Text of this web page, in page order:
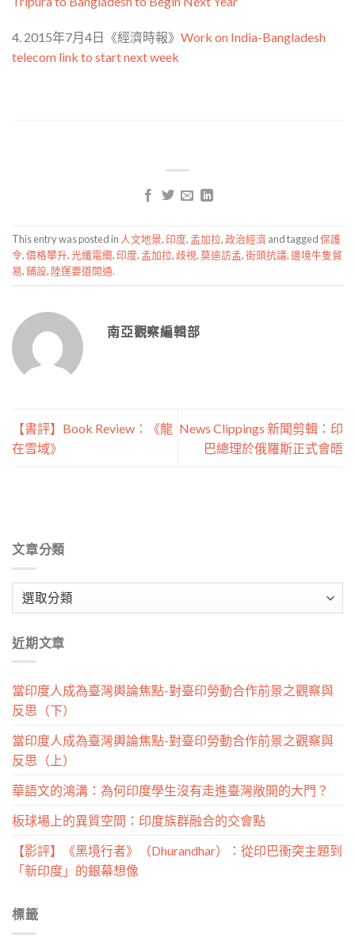
4. 2015年7月4日《經濟時報》 Work on India-Bangladesh
telecom link to start next week
This entry was posted in 人文地景, 印度, 孟加拉,政治經濟 and tagged保護
令,價格攀升,光纖電纜, 印度, 孟加拉, 歧視,莫迪訪孟,街頭抗議,邊境牛隻貿
易,鋪設, 陸運要道開通.
南亞觀察編輯部
【書評】Book Review：《龍
在雪域》
News Clippings 新聞剪輯：印
巴總理於俄羅斯正式會晤
文章分類
類
近期文章
當印度人成為臺灣輿論焦點-對臺印勞動合作前景之觀察與
反思（下）
當印度人成為臺灣輿論焦點-對臺印勞動合作前景之觀察與
反思（上）
華語文的鴻溝：為何印度學生沒有走進臺灣敞開的大門？
板球場上的異質空間：印度族群融合的交會點
【影評】《黑境行者》（Dhurandhar）：從印巴衝突主題到
「新印度」的銀幕想像
標籤